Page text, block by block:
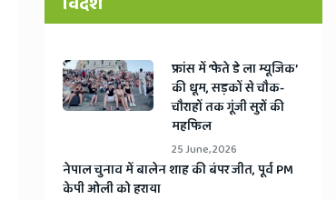
​फ्रांस में ‘फेते डे ला म्यूजिक’
की धूम, सड़कों से चौक-
चौराहों तक गूंजी सुरों की
महफिल
25 June, 2026
​नेपाल चुनाव में बालेन शाह की बंपर जीत, पूर्व PM
केपी ओली को हराया